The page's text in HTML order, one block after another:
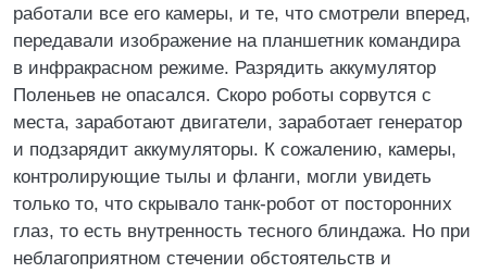
работали все его камеры, и те, что смотрели вперед,
передавали изображение на планшетник командира
в инфракрасном режиме. Разрядить аккумулятор
Поленьев не опасался. Скоро роботы сорвутся с
места, заработают двигатели, заработает генератор
и подзарядит аккумуляторы. К сожалению, камеры,
контролирующие тылы и фланги, могли увидеть
только то, что скрывало танк-робот от посторонних
глаз, то есть внутренность тесного блиндажа. Но при
неблагоприятном стечении обстоятельств и